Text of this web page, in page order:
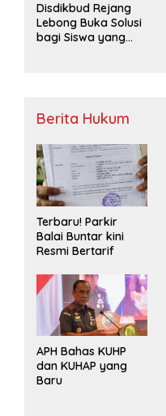
Disdikbud Rejang
Lebong Buka Solusi
bagi Siswa yang
Berita Hukum
Terbaru! Parkir
Balai Buntar kini
Resmi Bertarif
APH Bahas KUHP
dan KUHAP yang
Baru